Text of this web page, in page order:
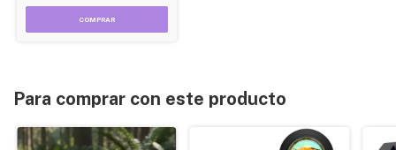
Para comprar con este producto